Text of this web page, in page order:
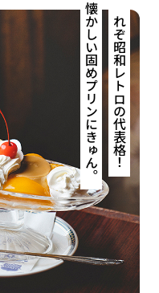
これぞ昭和レトロの代表格！
懐かしい固めプリンにきゅん。